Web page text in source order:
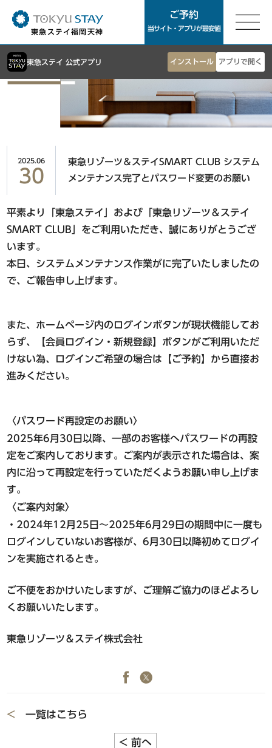
東急ステイ 公式アプリ インストール アプリで開く
東急ステイ福岡天神
ご予約
当サイト・アプリが最安値
ご予約
客室案内
朝食
アクセス
よくあるご質問
サステナビリティ
お問合せ
団体予約
ホテル一覧
Language
新規会員登録 ログイン
簡単！予約・決済
東急ステイ
東京エリア
東急ステイ新橋
渋谷・青山・目黒・世田谷エリア
東急ステイ渋谷
東急ステイ渋谷 新南口
東急ステイ渋谷 恵比寿
東急ステイ目黒・祐天寺
東急ステイ用賀
東急ステイ新宿イーストサイド
東急ステイ新宿
（2026年9月29日リニューアル）
東急ステイ西新宿
東急ステイ池袋
品川・五反田・蒲田エリア
東急ステイ五反田
東急ステイ蒲田
東急ステイ門前仲町
2025.06
30
東急リゾーツ＆ステイSMART CLUB システム
メンテナンス完了とパスワード変更のお願い
平素より「東急ステイ」および「東急リゾーツ＆ステイ
SMART CLUB」をご利用いただき、誠にありがとうござ
います。
本日、システムメンテナンス作業がに完了いたしましたの
で、ご報告申し上げます。
また、ホームページ内のログインボタンが現状機能してお
らず、【会員ログイン・新規登録】ボタンがご利用いただ
けない為、ログインご希望の場合は【ご予約】から直接お
進みください。
〈パスワード再設定のお願い〉
2025年6月30日以降、一部のお客様へパスワードの再設
定をご案内しております。ご案内が表示された場合は、案
内に沿って再設定を行っていただくようお願い申し上げま
す。
〈ご案内対象〉
・2024年12月25日～2025年6月29日の期間中に一度も
ログインしていないお客様が、6月30日以降初めてログイ
ンを実施されるとき。
ご不便をおかけいたしますが、ご理解ご協力のほどよろし
くお願いいたします。
東急リゾーツ＆ステイ株式会社
< 一覧はこちら
<前へ